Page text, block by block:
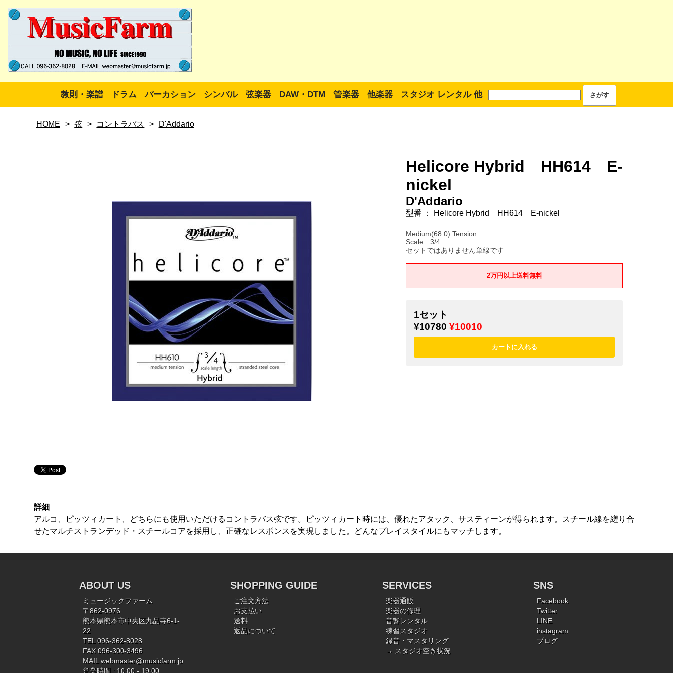
教則・楽譜 ドラム パーカション シンバル 弦楽器 DAW・DTM 管楽器 他楽器 スタジオ レンタル 他
HOME > 弦 > コントラバス > D'Addario
Helicore Hybrid HH614 E-
nickel
D'Addario
型番 ： Helicore Hybrid HH614 E-nickel
Medium(68.0) Tension
Scale 3/4
セットではありません単線です
2万円以上送料無料
1セット
¥10780 ¥10010
詳細
アルコ、ピッツィカート、どちらにも使用いただけるコントラバス弦です。ピッツィカート時には、優れたアタック、サスティーンが得られます。スチール線を縒り合
せたマルチストランデッド・スチールコアを採用し、正確なレスポンスを実現しました。どんなプレイスタイルにもマッチします。
ABOUT US
ミュージックファーム
〒862-0976
熊本県熊本市中央区九品寺6-1-
22
TEL 096-362-8028
FAX 096-300-3496
MAIL webmaster@musicfarm.jp
営業時間 : 10:00 - 19:00
SHOPPING GUIDE
ご注文方法
お支払い
送料
返品について
SERVICES
楽器通販
楽器の修理
音響レンタル
練習スタジオ
録音・マスタリング
→ スタジオ空き状況
SNS
Facebook
Twitter
LINE
instagram
ブログ